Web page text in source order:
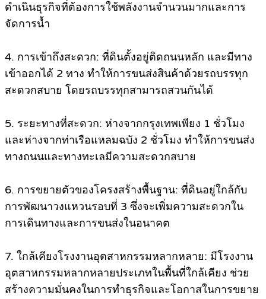
ดำเนินธุรกิจที่ต้องการใช้พลังงานจำนวนมากและการ
จัดการน้ำ
4. การเข้าถึงสะดวก: ที่ดินตั้งอยู่ติดถนนหลัก และมีทาง
เข้าออกได้ 2 ทาง ทำให้การขนส่งสินค้าด้วยรถบรรทุก
สะดวกสบาย โดยรถบรรทุกสามารถสวนกันได้
5. ระยะทางที่สะดวก: ห่างจากกรุงเทพเพียง 1 ชั่วโมง
และห่างจากท่าเรือแหลมฉบัง 2 ชั่วโมง ทำให้การขนส่ง
ทางถนนและทางทะเลมีความสะดวกสบาย
6. การขยายตัวของโครงสร้างพื้นฐาน: ที่ดินอยู่ใกล้กับ
การพัฒนาวงแหวนรอบที่ 3 ซึ่งจะเพิ่มความสะดวกใน
การเดินทางและการขนส่งในอนาคต
7. ใกล้เคียงโรงงานอุตสาหกรรมหลากหลาย: มีโรงงาน
อุตสาหกรรมหลากหลายประเภทในพื้นที่ใกล้เคียง ช่วย
สร้างความมั่นคงในการทำธุรกิจและโอกาสในการขยาย